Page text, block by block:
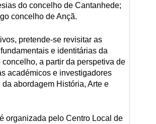
do concelho de Cantanhede;
concelho de Ançã.
pretende-se revisitar as
e identitárias da
concelho, a partir da perspetiva de
académicos e investigadores
da abordagem História, Arte e
organizada pelo Centro Local de